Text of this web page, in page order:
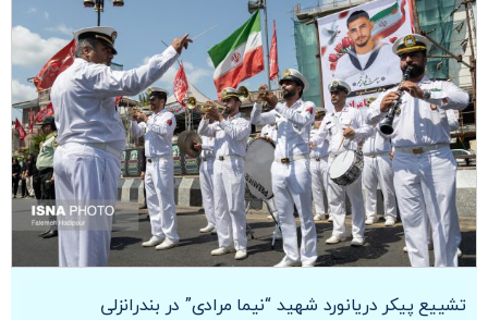
تشییع پیکر دریانورد شهید “نیما مرادی” در بندرانزلی